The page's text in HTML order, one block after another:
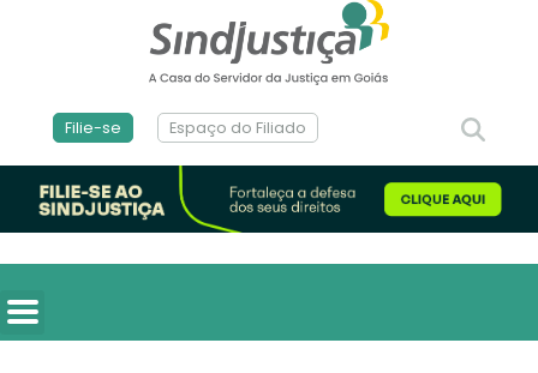
Filie-se Espaço do Filiado